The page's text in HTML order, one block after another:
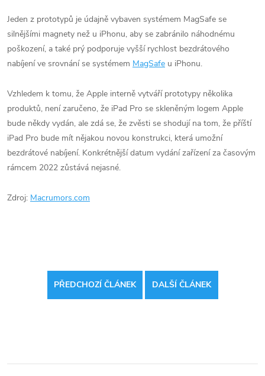
Jeden z prototypů je údajně vybaven systémem MagSafe se
silnějšími magnety než u iPhonu, aby se zabránilo náhodnému
poškození, a také prý podporuje vyšší rychlost bezdrátového
nabíjení ve srovnání se systémem MagSafe u iPhonu.
Vzhledem k tomu, že Apple interně vytváří prototypy několika
produktů, není zaručeno, že iPad Pro se skleněným logem Apple
bude někdy vydán, ale zdá se, že zvěsti se shodují na tom, že příští
iPad Pro bude mít nějakou novou konstrukci, která umožní
bezdrátové nabíjení. Konkrétnější datum vydání zařízení za časovým
rámcem 2022 zůstává nejasné.
Zdroj: Macrumors.com
PŘEDCHOZÍ ČLÁNEK DALŠÍ ČLÁNEK